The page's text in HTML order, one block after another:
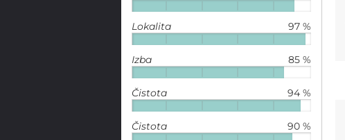
97 %
Lokalita
85 %
Izba
94 %
Čistota
90 %
Čistota